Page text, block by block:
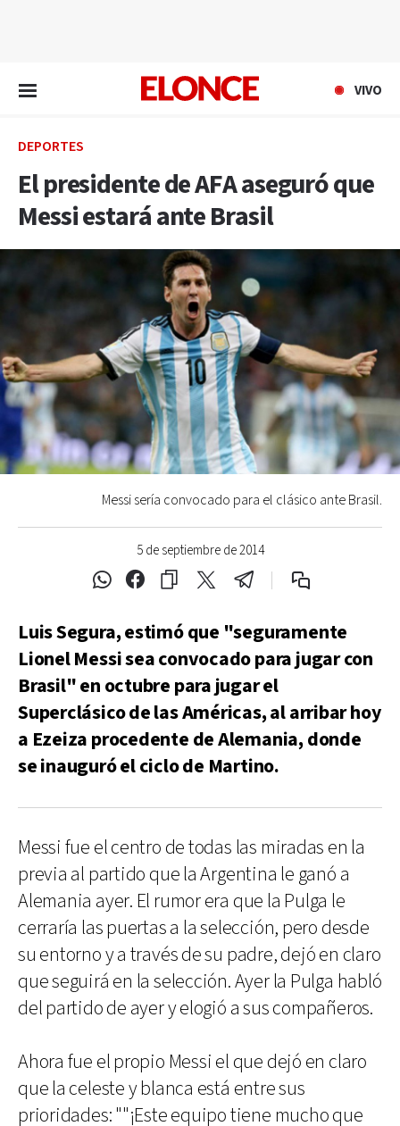
VIVO
DEPORTES
El presidente de AFA aseguró que
Messi estará ante Brasil
5 de septiembre de 2014
Messi sería convocado para el clásico ante Brasil.
Luis Segura, estimó que "seguramente
Lionel Messi sea convocado para jugar con
Brasil" en octubre para jugar el
Superclásico de las Américas, al arribar hoy
a Ezeiza procedente de Alemania, donde
se inauguró el ciclo de Martino.
Messi fue el centro de todas las miradas en la
previa al partido que la Argentina le ganó a
Alemania ayer. El rumor era que la Pulga le
cerraría las puertas a la selección, pero desde
su entorno y a través de su padre, dejó en claro
que seguirá en la selección. Ayer la Pulga habló
del partido de ayer y elogió a sus compañeros.
Ahora fue el propio Messi el que dejó en claro
que la celeste y blanca está entre sus
prioridades: ""¡Este equipo tiene mucho que